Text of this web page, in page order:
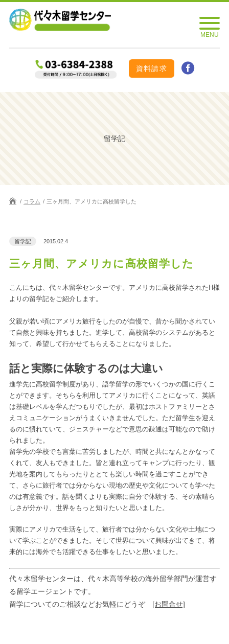
資料請求
留学記
コラム 三ヶ月間、アメリカに高校留学した
留学記 2015.02.4
三ヶ月間、アメリカに高校留学した
こんにちは、代々木留学センターです。アメリカに高校留学されたH様
よりの留学記をご紹介します。
父親が若い頃にアメリカ旅行をしたのが自慢で、昔から聞かされてい
て自然と興味を持ちました。進学して、高校留学のシステムがあると
知って、希望して行かせてもらえることになりました。
話と実際に体験するのは大違い
進学先に高校留学制度があり、語学留学の形でいくつかの国に行くこ
とができます。そちらを利用してアメリカに行くことになって、英語
は基礎レベルを学んだつもりでしたが、最初はホストファミリーとさ
えコミュニケーションがうまくいきませんでした。ただ留学生を迎え
るのに慣れていて、ジェスチャーなどで意思の疎通は可能なので助け
られました。
留学先の学校でも言葉に苦労しましたが、時間と共になんとかなって
くれて、友人もできました。皆と連れ立ってキャンプに行ったり、観
光地を案内してもらったりととても楽しい時間を過ごすことができ
て、さらに旅行者では分からない現地の歴史や文化についても学べた
のは有意義です。話を聞くよりも実際に自分で体験する、その素晴ら
しさが分かり、世界をもっと知りたいと思いました。
実際にアメリカで生活をして、旅行者では分からない文化や土地につ
いて学ぶことができました。そして世界について興味が出てきて、将
来的には海外でも活躍できる仕事をしたいと思いました。
代々木留学センターは、代々木高等学校の海外留学部門が運営す
る留学エージェントです。
留学についてのご相談などお気軽にどうぞ [お問合せ]